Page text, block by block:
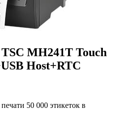
MH241T Touch
Host+RTC
50 000 этикеток в